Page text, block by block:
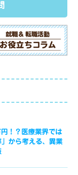
！？医療業界では
から考える、異業